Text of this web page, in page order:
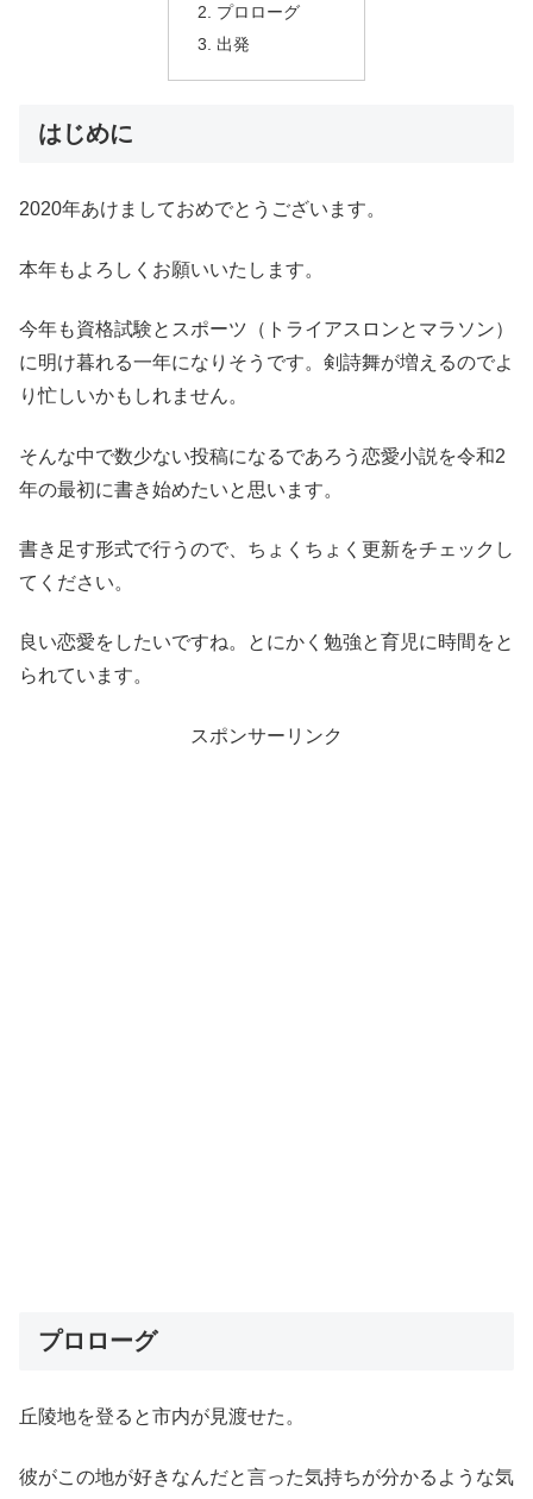
プロローグ
出発
はじめに
2020年あけましておめでとうございます。
本年もよろしくお願いいたします。
今年も資格試験とスポーツ（トライアスロンとマラソン）
に明け暮れる一年になりそうです。剣詩舞が増えるのでよ
り忙しいかもしれません。
そんな中で数少ない投稿になるであろう恋愛小説を令和2
年の最初に書き始めたいと思います。
書き足す形式で行うので、ちょくちょく更新をチェックし
てください。
良い恋愛をしたいですね。とにかく勉強と育児に時間をと
られています。
スポンサーリンク
プロローグ
丘陵地を登ると市内が見渡せた。
彼がこの地が好きなんだと言った気持ちが分かるような気